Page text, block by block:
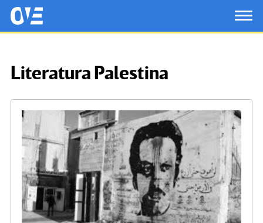
Saltar al contenido principal
OtrasVocesenEducacion.org
Literatura Palestina